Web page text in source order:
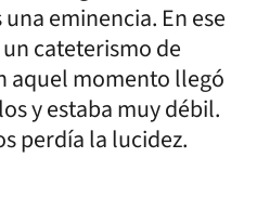
eminencia. En ese
cateterismo de
aquel momento llegó
y estaba muy débil.
perdía la lucidez.